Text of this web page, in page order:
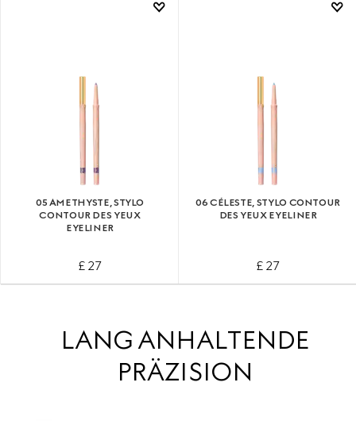
05 AMETHYSTE, STYLO
CONTOUR DES YEUX
EYELINER
£ 27
06 CÉLESTE, STYLO CONTOUR
DES YEUX EYELINER
£ 27
LANG ANHALTENDE
PRÄZISION